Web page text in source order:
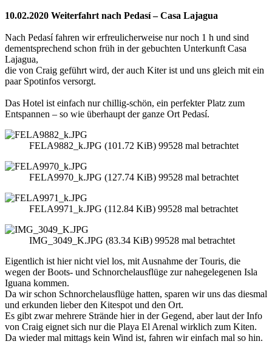
10.02.2020 Weiterfahrt nach Pedasí – Casa Lajagua
Nach Pedasí fahren wir erfreulicherweise nur noch 1 h und sind
dementsprechend schon früh in der gebuchten Unterkunft Casa
Lajagua,
die von Craig geführt wird, der auch Kiter ist und uns gleich mit ein
paar Spotinfos versorgt.
Das Hotel ist einfach nur chillig-schön, ein perfekter Platz zum
Entspannen – so wie überhaupt der ganze Ort Pedasí.
FELA9882_k.JPG (101.72 KiB) 99528 mal betrachtet
FELA9970_k.JPG (127.74 KiB) 99528 mal betrachtet
FELA9971_k.JPG (112.84 KiB) 99528 mal betrachtet
IMG_3049_K.JPG (83.34 KiB) 99528 mal betrachtet
Eigentlich ist hier nicht viel los, mit Ausnahme der Touris, die
wegen der Boots- und Schnorchelausflüge zur nahegelegenen Isla
Iguana kommen.
Da wir schon Schnorchelausflüge hatten, sparen wir uns das diesmal
und erkunden lieber den Kitespot und den Ort.
Es gibt zwar mehrere Strände hier in der Gegend, aber laut der Info
von Craig eignet sich nur die Playa El Arenal wirklich zum Kiten.
Da wieder mal mittags kein Wind ist, fahren wir einfach mal so hin.